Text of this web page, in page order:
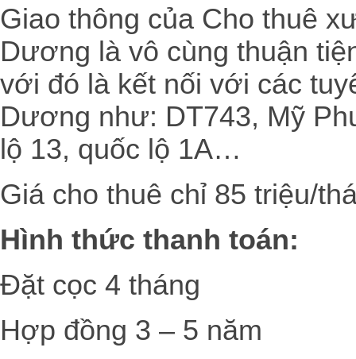
Giao thông của Cho thuê
Dương là vô cùng thuận
với đó là kết nối với các
Dương như: DT743, Mỹ
lộ 13, quốc lộ 1A…
Giá cho thuê chỉ 85 triệu/
Hình thức thanh toán:
Đặt cọc 4 tháng
Hợp đồng 3 – 5 năm